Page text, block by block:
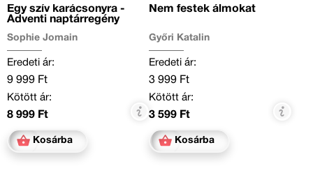
Egy szív karácsonyra -
Adventi naptárregény
Sophie Jomain
Eredeti ár:
9 999 Ft
Kötött ár:
8 999 Ft
Kosárba
Nem festek álmokat
Győri Katalin
Eredeti ár:
3 999 Ft
Kötött ár:
3 599 Ft
Kosárba